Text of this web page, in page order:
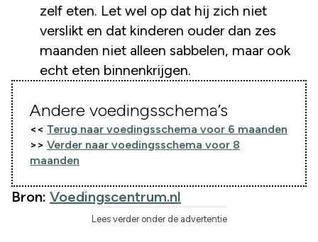
zelf eten. Let wel op dat hij zich niet
verslikt en dat kinderen ouder dan zes
maanden niet alleen sabbelen, maar ook
echt eten binnenkrijgen.
Andere voedingsschema’s
<< Terug naar voedingsschema voor 6 maanden
>> Verder naar voedingsschema voor 8
maanden
Bron: Voedingscentrum.nl
Lees verder onder de advertentie